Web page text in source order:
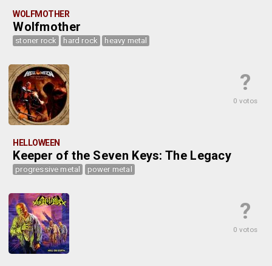
WOLFMOTHER
Wolfmother
stoner rock hard rock heavy metal
?
0 votos
HELLOWEEN
Keeper of the Seven Keys: The Legacy
progressive metal power metal
?
0 votos